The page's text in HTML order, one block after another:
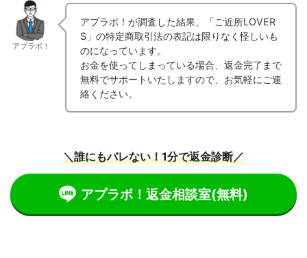
アプラボ！
アプラボ！が調査した結果、「ご近所LOVER
S」の特定商取引法の表記は限りなく怪しいも
のになっています。
お金を使ってしまっている場合、返金完了まで
無料でサポートいたしますので、お気軽にご連
絡ください。
＼誰にもバレない！1分で返金診断／
アプラボ！返金相談室(無料)